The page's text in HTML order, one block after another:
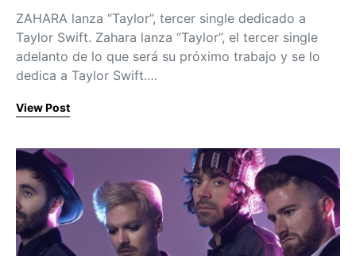
ZAHARA lanza “Taylor”, tercer single dedicado a
Taylor Swift. Zahara lanza “Taylor”, el tercer single
adelanto de lo que será su próximo trabajo y se lo
dedica a Taylor Swift.…
View Post